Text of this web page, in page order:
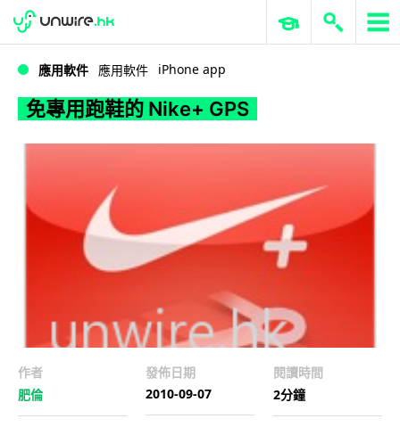
免專用跑鞋的 Nike+ GPS
WWDC 2026 ERP 與商業 AI
應用軟件 應用軟件 iPhone app
免專用跑鞋的 Nike+ GPS
作者
肥倫
發佈日期
2010-09-07
閱讀時間
2分鐘